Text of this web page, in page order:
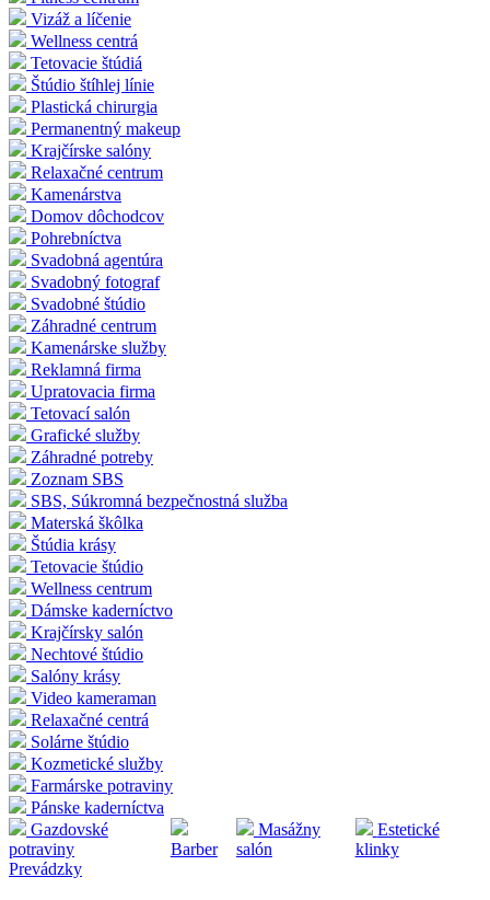
Vizáž a líčenie
Wellness centrá
Tetovacie štúdiá
Štúdio štíhlej línie
Plastická chirurgia
Permanentný makeup
Krajčírske salóny
Relaxačné centrum
Kamenárstva
Domov dôchodcov
Pohrebníctva
Svadobná agentúra
Svadobný fotograf
Svadobné štúdio
Záhradné centrum
Kamenárske služby
Reklamná firma
Upratovacia firma
Tetovací salón
Grafické služby
Záhradné potreby
Zoznam SBS
SBS, Súkromná bezpečnostná služba
Materská škôlka
Štúdia krásy
Tetovacie štúdio
Wellness centrum
Dámske kaderníctvo
Krajčírsky salón
Nechtové štúdio
Salóny krásy
Video kameraman
Relaxačné centrá
Solárne štúdio
Kozmetické služby
Farmárske potraviny
Pánske kaderníctva
Gazdovské
potraviny
Barber
Masážny
salón
Estetické
klinky
Prevádzky